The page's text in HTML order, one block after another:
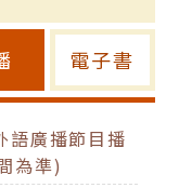
電子書
語廣播節目播
為準)